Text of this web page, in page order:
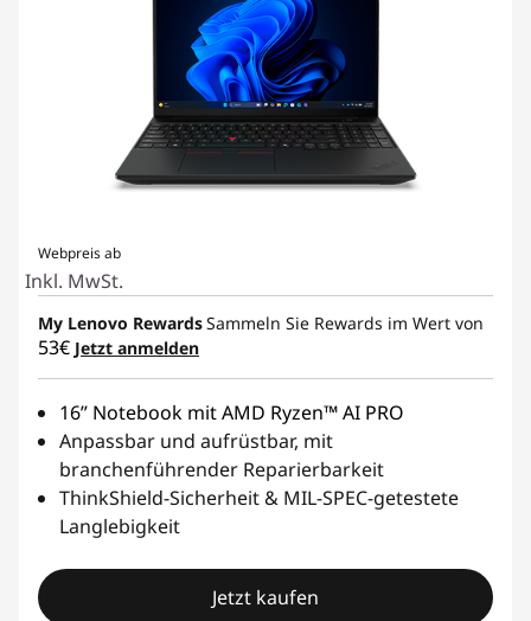
Webpreis ab
Inkl. MwSt.
My Lenovo RewardsSammeln Sie Rewards im Wert von
53€ Jetzt anmelden
16” Notebook mit AMD Ryzen™ AI PRO
Anpassbar und aufrüstbar, mit
branchenführender Reparierbarkeit
ThinkShield-Sicherheit & MIL-SPEC-getestete
Langlebigkeit
Jetzt kaufen